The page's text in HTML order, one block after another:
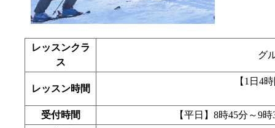
レッスンクラ
ス
グ
レッスン時間
【1日4
受付時間
【平日】8時45分～9